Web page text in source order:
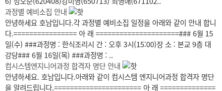
과정별 예비소집 안내
안녕하세요 호남입니다.각 과정별 예비소집 일정을 아래와 같이 안내 합니
다.================ 아 래 =====================### 6월 15
일(수) ###과정명 : 한식조리시 간 : 오후 3시(15:00)장 소 : 본교 9층 대
강당### 6월 16일(목) ###과정명 : ..
컴시스템엔지니어과정 합격자 명단 안내
안녕하세요. 호남입니다.아래와 같이 컴시스템 엔지니어과정 합격자 명단
을 알려드립니다.====================== 아 래 ==============